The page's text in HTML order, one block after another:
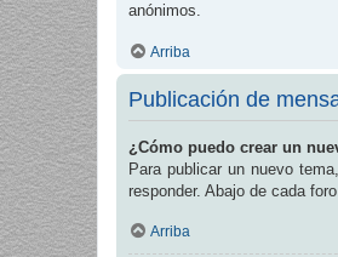
anónimos.
Arriba
Publicación de
¿Cómo puedo crear un
Para publicar un nuevo
responder. Abajo de cada
Arriba